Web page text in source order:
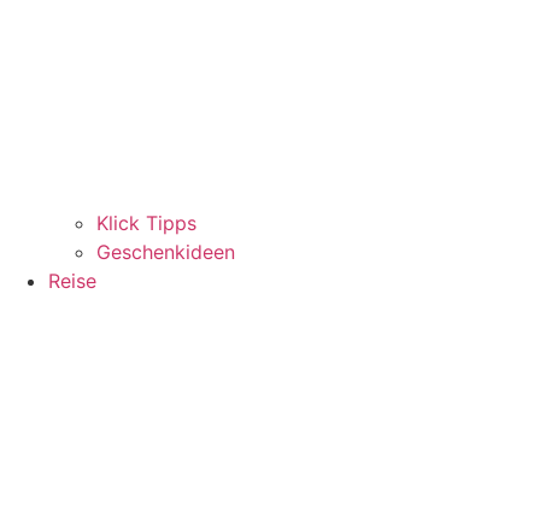
Klick Tipps
Geschenkideen
Reise